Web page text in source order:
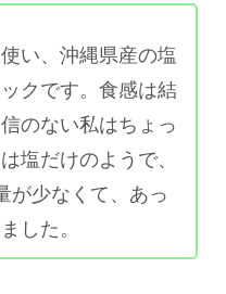
い、沖縄県産の塩
クです。食感は結
のない私はちょっ
塩だけのようで、
が少なくて、あっ
した。